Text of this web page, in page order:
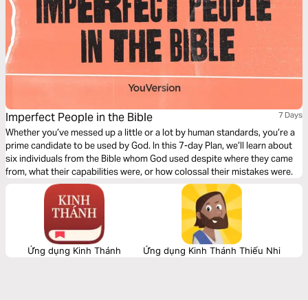
Imperfect People in the Bible 7 Days
Whether you’ve messed up a little or a lot by human standards, you’re a
prime candidate to be used by God. In this 7-day Plan, we’ll learn about
six individuals from the Bible whom God used despite where they came
from, what their capabilities were, or how colossal their mistakes were.
Ứng dụng Kinh Thánh Ứng dụng Kinh Thánh Thiếu Nhi